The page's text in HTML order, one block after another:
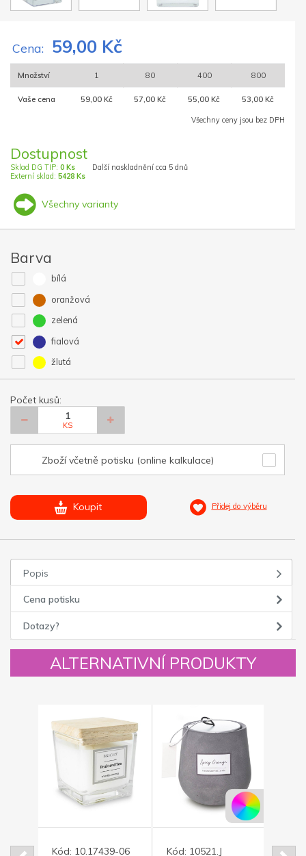
Cena: 59,00 Kč
Množství 1 80 400 800
Vaše cena 59,00 Kč 57,00 Kč 55,00 Kč 53,00 Kč
Všechny ceny jsou bez DPH
Dostupnost
Sklad DG TIP: 0 Ks
Externí sklad: 5428 Ks
Další naskladnění cca 5 dnů
Všechny varianty
Barva
bílá
oranžová
zelená
fialová
žlutá
Počet kusů:
KS
Zboží včetně potisku (online kalkulace)
Koupit Přidej do výběru
Popis
Cena potisku
Dotazy?
ALTERNATIVNÍ PRODUKTY
Kód: 10.17439-06
Kód: 10521.J
Kód: